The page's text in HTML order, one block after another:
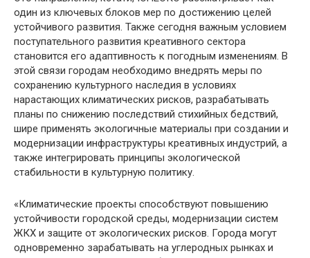
один из ключевых блоков мер по достижению целей
устойчивого развития. Также сегодня важным условием
поступательного развития креативного сектора
становится его адаптивность к погодным изменениям. В
этой связи городам необходимо внедрять меры по
сохранению культурного наследия в условиях
нарастающих климатических рисков, разрабатывать
планы по снижению последствий стихийных бедствий,
шире применять экологичные материалы при создании и
модернизации инфраструктуры креативных индустрий, а
также интегрировать принципы экологической
стабильности в культурную политику.
«Климатические проекты способствуют повышению
устойчивости городской среды, модернизации систем
ЖКХ и защите от экологических рисков. Города могут
одновременно зарабатывать на углеродных рынках и